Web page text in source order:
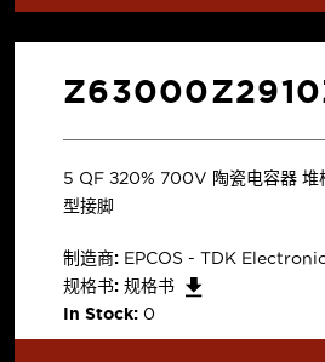
5 µF ±20% 700V 陶瓷电容器 堆
型接脚
制造商: EPCOS - TDK
规格书: 规格书
In Stock: 0